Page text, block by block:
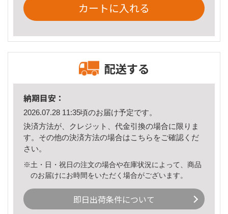
カートに入れる
配送する
納期目安：
2026.07.28 11:35頃のお届け予定です。
決済方法が、クレジット、代金引換の場合に限りま
す。その他の決済方法の場合はこちら をご確認くだ
さい。
※土・日・祝日の注文の場合や在庫状況によって、商品
のお届けにお時間をいただく場合がございます。
即日出荷条件について